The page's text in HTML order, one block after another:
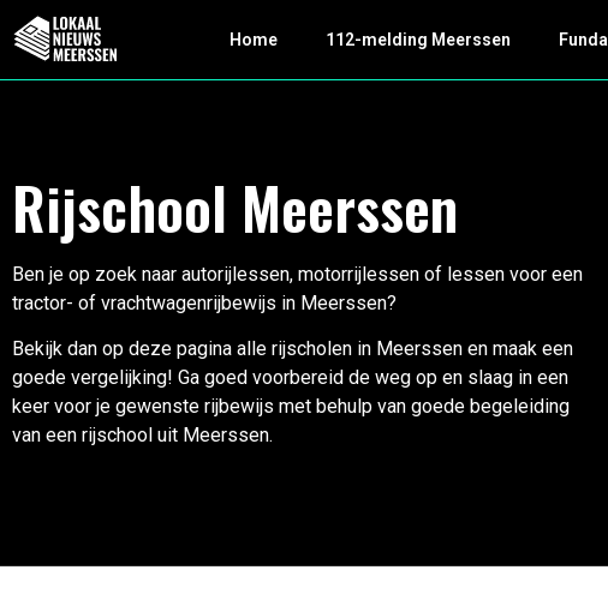
Home 112-melding Meerssen Funda
Rijschool Meerssen
Ben je op zoek naar autorijlessen, motorrijlessen of lessen voor een
tractor- of vrachtwagenrijbewijs in Meerssen?
Bekijk dan op deze pagina alle rijscholen in Meerssen en maak een
goede vergelijking! Ga goed voorbereid de weg op en slaag in een
keer voor je gewenste rijbewijs met behulp van goede begeleiding
van een rijschool uit Meerssen.